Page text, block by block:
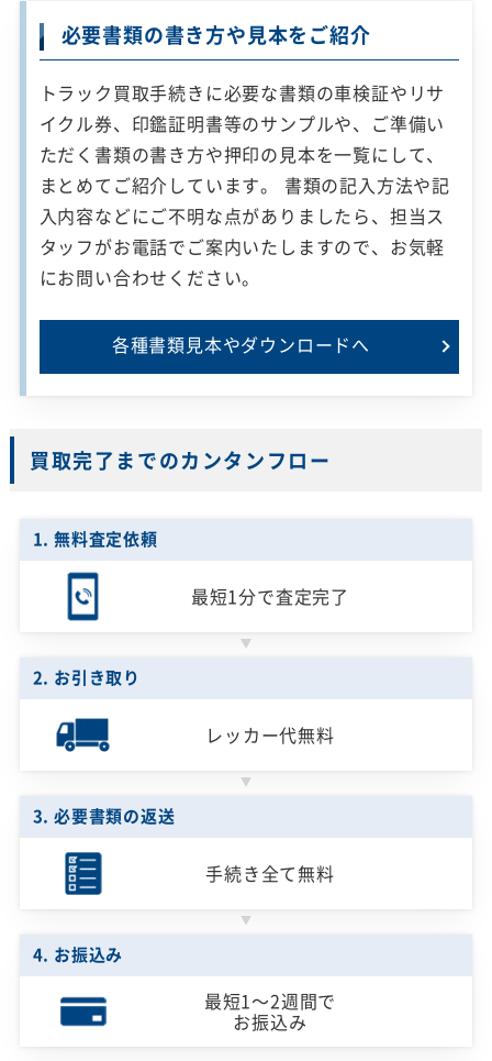
必要書類の書き方や見本をご紹介
トラック買取手続きに必要な書類の車検証やリサ
イクル券、印鑑証明書等のサンプルや、ご準備い
ただく書類の書き方や押印の見本を一覧にして、
まとめてご紹介しています。 書類の記入方法や記
入内容などにご不明な点がありましたら、担当ス
タッフがお電話でご案内いたしますので、お気軽
にお問い合わせください。
各種書類見本やダウンロードへ
買取完了までのカンタンフロー
1. 無料査定依頼
最短1分で査定完了
2. お引き取り
レッカー代無料
3. 必要書類の返送
手続き全て無料
4. お振込み
最短1～2週間で
お振込み